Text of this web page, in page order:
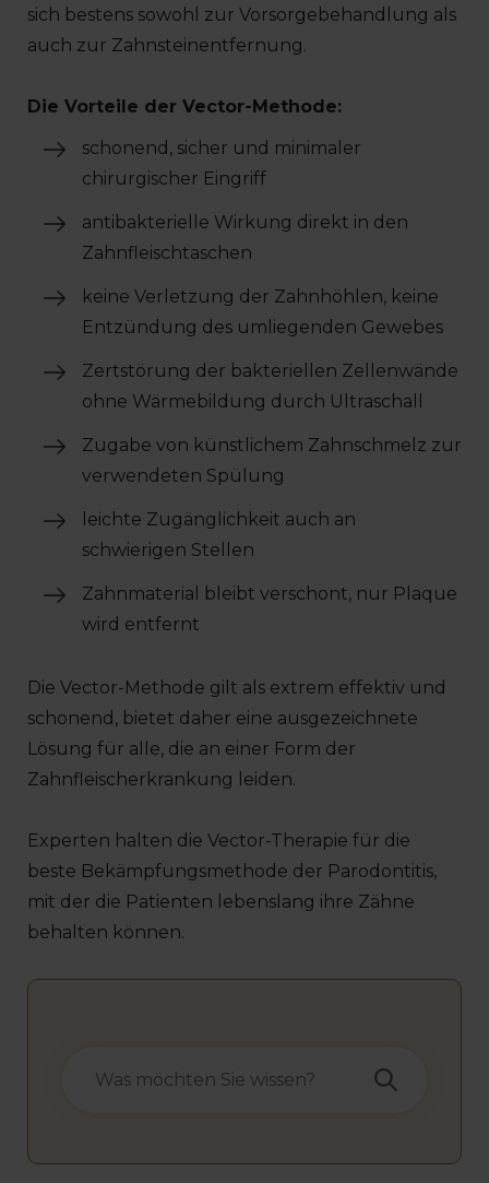
sich bestens sowohl zur Vorsorgebehandlung als
auch zur Zahnsteinentfernung.
Die Vorteile der Vector-Methode:
schonend, sicher und minimaler
chirurgischer Eingriff
antibakterielle Wirkung direkt in den
Zahnfleischtaschen
keine Verletzung der Zahnhöhlen, keine
Entzündung des umliegenden Gewebes
Zertstörung der bakteriellen Zellenwände
ohne Wärmebildung durch Ultraschall
Zugabe von künstlichem Zahnschmelz zur
verwendeten Spülung
leichte Zugänglichkeit auch an
schwierigen Stellen
Zahnmaterial bleibt verschont, nur Plaque
wird entfernt
Die Vector-Methode gilt als extrem effektiv und
schonend, bietet daher eine ausgezeichnete
Lösung für alle, die an einer Form der
Zahnfleischerkrankung leiden.
Experten halten die Vector-Therapie für die
beste Bekämpfungsmethode der Parodontitis,
mit der die Patienten lebenslang ihre Zähne
behalten können.